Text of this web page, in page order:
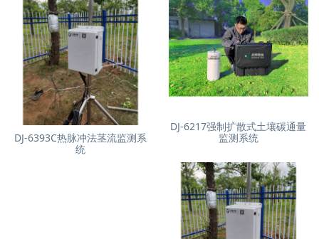
DJ-6217强制扩散式土壤碳通量
监测系统
DJ-6393C热脉冲法茎流监测系
统